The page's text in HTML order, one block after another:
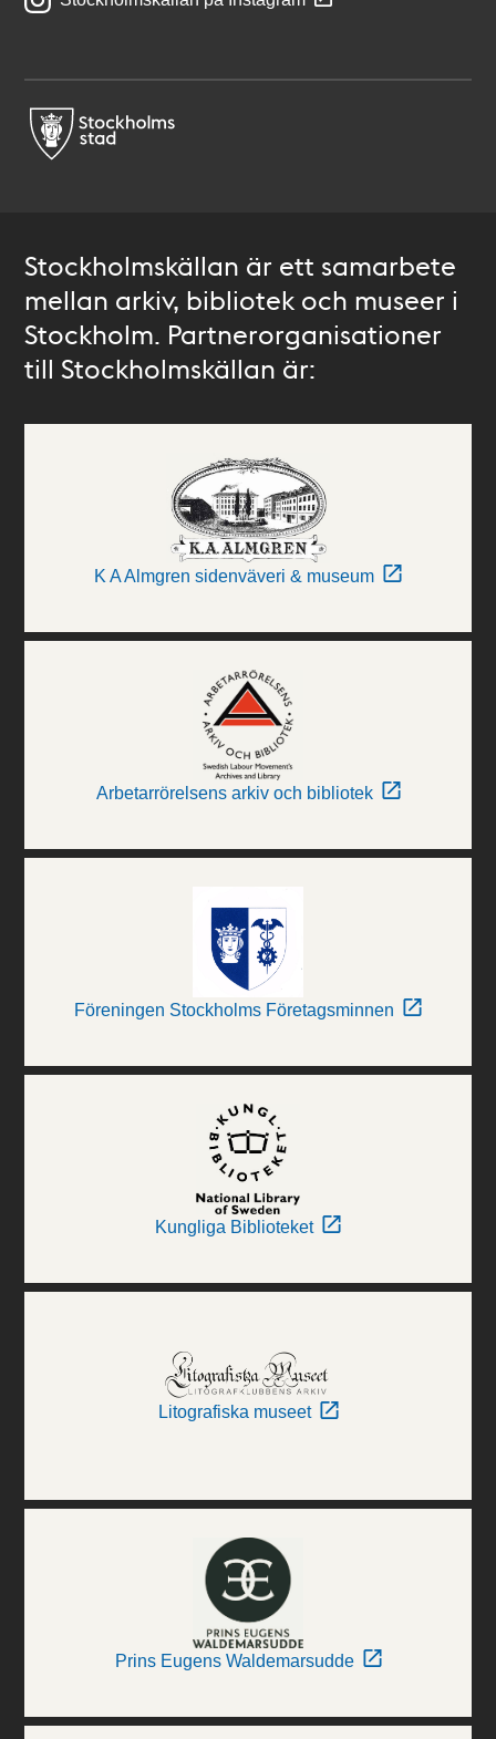
Stockholmskällan är ett samarbete
mellan arkiv, bibliotek och museer i
Stockholm. Partnerorganisationer
till Stockholmskällan är:
K A Almgren sidenväveri & museum
Arbetarrörelsens arkiv och bibliotek
Föreningen Stockholms Företagsminnen
Kungliga Biblioteket
Litografiska museet
Prins Eugens Waldemarsudde